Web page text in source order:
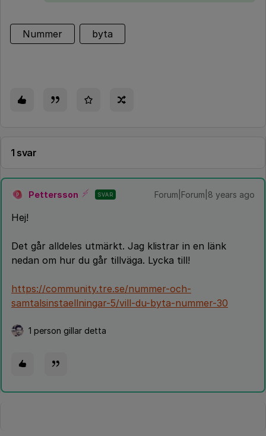
Nummer byta
1 svar
P Pettersson SVAR Forum|Forum|8 years ago
Hej!
Det går alldeles utmärkt. Jag klistrar in en länk
nedan om hur du går tillväga. Lycka till!
https://community.tre.se/nummer-och-
samtalsinstaellningar-5/vill-du-byta-nummer-30
1 person gillar detta